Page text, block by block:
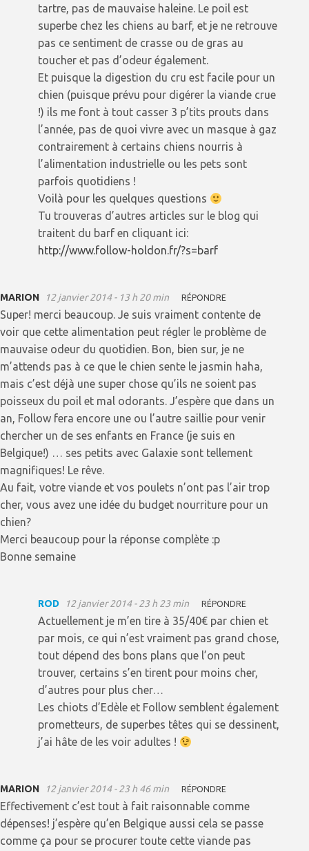
tartre, pas de mauvaise haleine. Le poil est
superbe chez les chiens au barf, et je ne retrouve
pas ce sentiment de crasse ou de gras au
toucher et pas d’odeur également.
Et puisque la digestion du cru est facile pour un
chien (puisque prévu pour digérer la viande crue
!) ils me font à tout casser 3 p’tits prouts dans
l’année, pas de quoi vivre avec un masque à gaz
contrairement à certains chiens nourris à
l’alimentation industrielle ou les pets sont
parfois quotidiens !
Voilà pour les quelques questions
Tu trouveras d’autres articles sur le blog qui
traitent du barf en cliquant ici:
http://www.follow-holdon.fr/?s=barf
MARION 12 janvier 2014 - 13 h 20 min RÉPONDRE
Super! merci beaucoup. Je suis vraiment contente de
voir que cette alimentation peut régler le problème de
mauvaise odeur du quotidien. Bon, bien sur, je ne
m’attends pas à ce que le chien sente le jasmin haha,
mais c’est déjà une super chose qu’ils ne soient pas
poisseux du poil et mal odorants. J’espère que dans un
an, Follow fera encore une ou l’autre saillie pour venir
chercher un de ses enfants en France (je suis en
Belgique!) … ses petits avec Galaxie sont tellement
magnifiques! Le rêve.
Au fait, votre viande et vos poulets n’ont pas l’air trop
cher, vous avez une idée du budget nourriture pour un
chien?
Merci beaucoup pour la réponse complète :p
Bonne semaine
ROD 12 janvier 2014 - 23 h 23 min RÉPONDRE
Actuellement je m’en tire à 35/40€ par chien et
par mois, ce qui n’est vraiment pas grand chose,
tout dépend des bons plans que l’on peut
trouver, certains s’en tirent pour moins cher,
d’autres pour plus cher…
Les chiots d’Edèle et Follow semblent également
prometteurs, de superbes têtes qui se dessinent,
j’ai hâte de les voir adultes !
MARION 12 janvier 2014 - 23 h 46 min RÉPONDRE
Effectivement c’est tout à fait raisonnable comme
dépenses! j’espère qu’en Belgique aussi cela se passe
comme ça pour se procurer toute cette viande pas